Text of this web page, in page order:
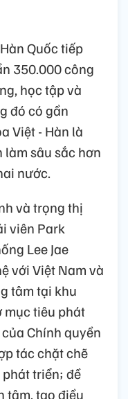
Quốc tiếp
350.000 công
học tập và
đó có gần
Việt - Hàn là
sâu sắc hơn
nước.
và trọng thị
viên Park
Lee Jae
với Việt Nam và
tâm tại khu
mục tiêu phát
Chính quyền
tác chặt chẽ
triển; đề
tâm, tạo điều